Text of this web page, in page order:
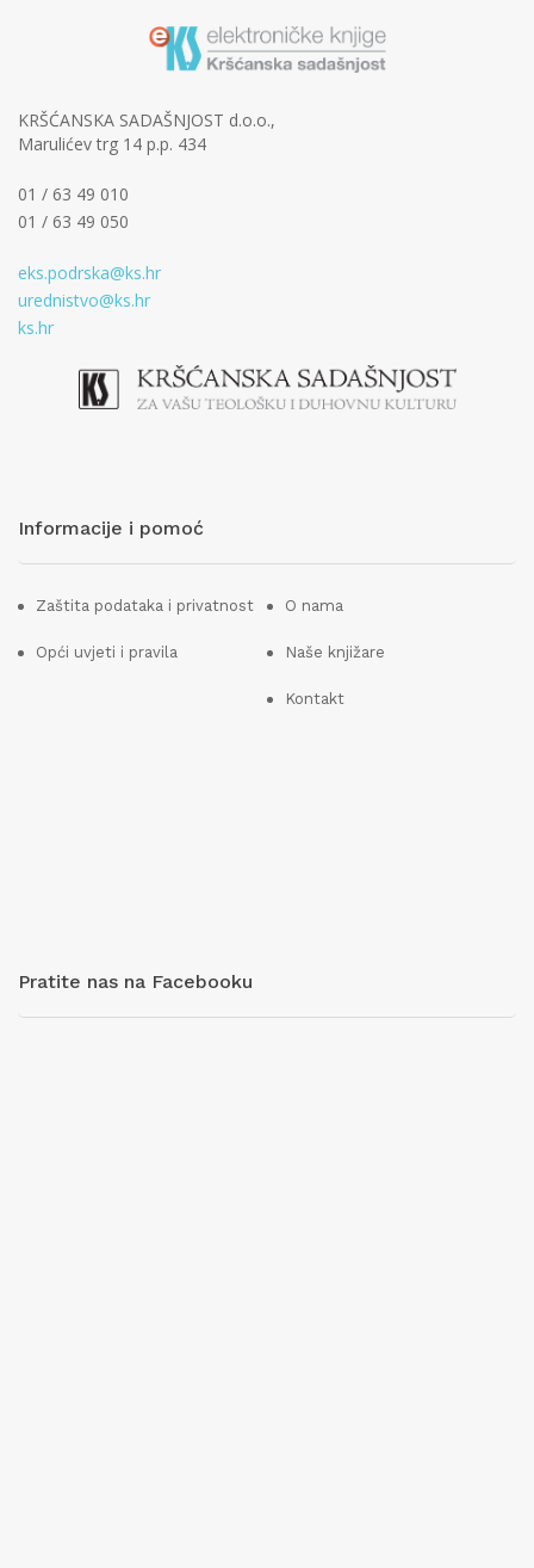
KRŠĆANSKA SADAŠNJOST d.o.o.,
Marulićev trg 14 p.p. 434
01 / 63 49 010
01 / 63 49 050
eks.podrska@ks.hr
urednistvo@ks.hr
ks.hr
Informacije i pomoć
Zaštita podataka i privatnost
Opći uvjeti i pravila
O nama
Naše knjižare
Kontakt
Pratite nas na Facebooku